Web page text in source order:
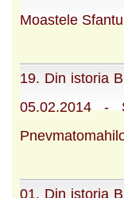
Moastele
19. Din istoria
05.02.2014 -
01. Din istoria